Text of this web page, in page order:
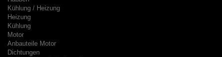
Kühlung / Heizung
Heizung
Kühlung
Motor
Anbauteile Motor
Dichtungen